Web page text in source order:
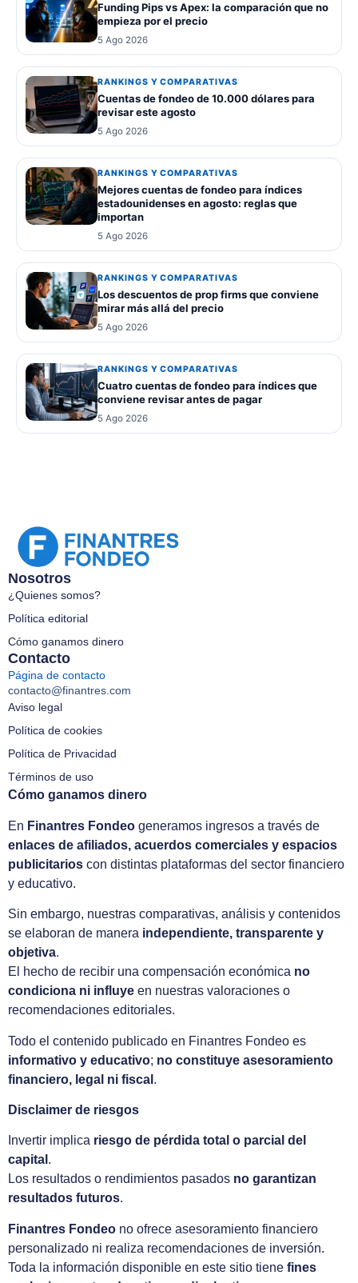
Funding Pips vs Apex: la comparación que no
empieza por el precio
5 Ago 2026
RANKINGS Y COMPARATIVAS
Cuentas de fondeo de 10.000 dólares para
revisar este agosto
5 Ago 2026
RANKINGS Y COMPARATIVAS
Mejores cuentas de fondeo para índices
estadounidenses en agosto: reglas que
importan
5 Ago 2026
RANKINGS Y COMPARATIVAS
Los descuentos de prop firms que conviene
mirar más allá del precio
5 Ago 2026
RANKINGS Y COMPARATIVAS
Cuatro cuentas de fondeo para índices que
conviene revisar antes de pagar
5 Ago 2026
Nosotros
¿Quienes somos?
Política editorial
Cómo ganamos dinero
Contacto
Página de contacto
contacto@finantres.com
Aviso legal
Política de cookies
Política de Privacidad
Términos de uso
Cómo ganamos dinero
En Finantres Fondeo generamos ingresos a través de
enlaces de afiliados, acuerdos comerciales y espacios
publicitarios con distintas plataformas del sector financiero
y educativo.
Sin embargo, nuestras comparativas, análisis y contenidos
se elaboran de manera independiente, transparente y
objetiva.
El hecho de recibir una compensación económica no
condiciona ni influye en nuestras valoraciones o
recomendaciones editoriales.
Todo el contenido publicado en Finantres Fondeo es
informativo y educativo; no constituye asesoramiento
financiero, legal ni fiscal .
Disclaimer de riesgos
Invertir implica riesgo de pérdida total o parcial del
capital .
Los resultados o rendimientos pasados no garantizan
resultados futuros.
Finantres Fondeo no ofrece asesoramiento financiero
personalizado ni realiza recomendaciones de inversión.
Toda la información disponible en este sitio tiene fines